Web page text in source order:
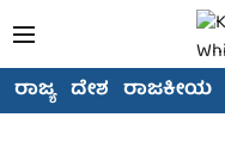
ರಾಜ್ಯ ದೇಶ ರಾಜಕೀಯ